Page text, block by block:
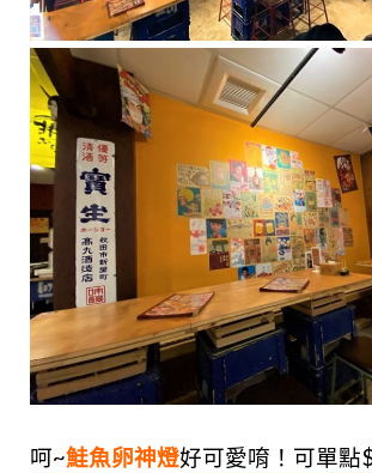
呵~鮭魚卵神燈好可愛唷！可單點